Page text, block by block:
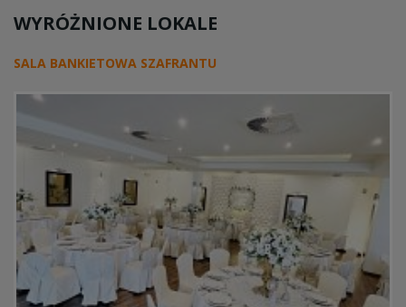
WYRÓŻNIONE LOKALE
SALA BANKIETOWA SZAFRANTU